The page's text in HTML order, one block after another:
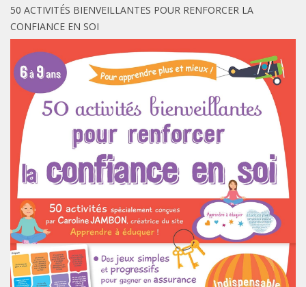
50 ACTIVITÉS BIENVEILLANTES POUR RENFORCER LA
CONFIANCE EN SOI